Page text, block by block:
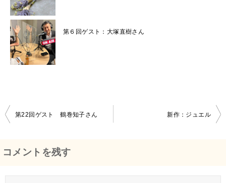
第６回ゲスト：大塚直樹さん
稿
第22回ゲスト 鶴巻知子さん 新作：ジュエル
コメントを残す